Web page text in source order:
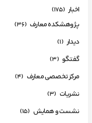
اخبار (175)
پژوهشکده معارف (36)
دیدار (1)
گفتگو (3)
مرکز تخصصی معارف (4)
نشریات (3)
نشست و همایش (15)